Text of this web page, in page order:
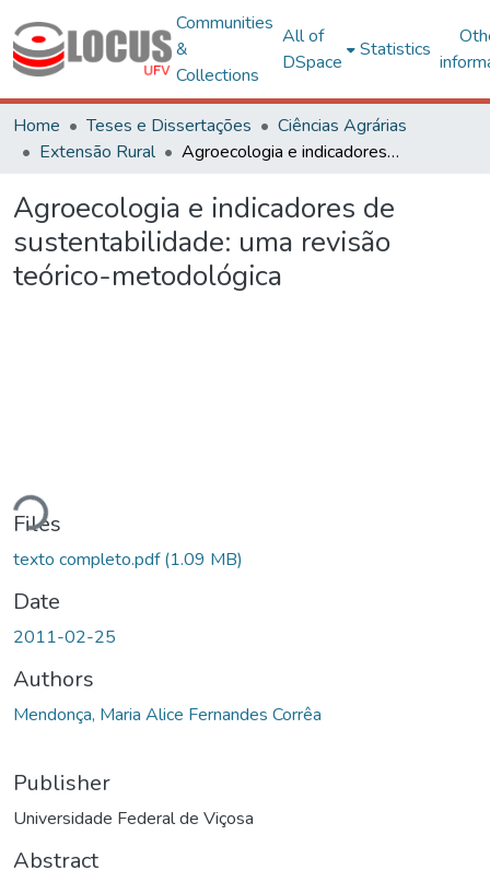
Communities
&
Collections
All of
DSpace
Statistics
Home Teses e Dissertações
Ciências Agrárias
Extensão Rural
Agroecologia e indicadores de sustentabilidade: uma revisão teórico-metodológica
Agroecologia e indicadores de
sustentabilidade: uma revisão
teórico-metodológica
Files
texto completo.pdf(1.09 MB)
Date
2011-02-25
Authors
Mendonça, Maria Alice Fernandes Corrêa
Publisher
Universidade Federal de Viçosa
Abstract